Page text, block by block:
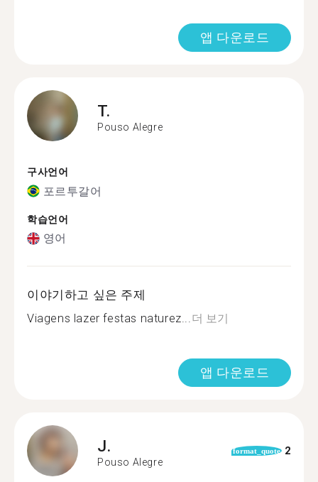
앱 다운로드
T.
Pouso Alegre
구사언어
포르투갈어
학습언어
영어
이야기하고 싶은 주제
Viagens lazer festas naturez...더 보기
앱 다운로드
J.
Pouso Alegre
format_quote 2